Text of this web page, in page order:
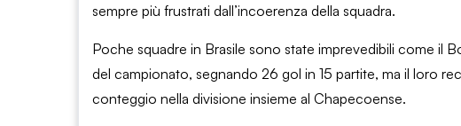
sempre più frustrati dall’incoerenza della squadra.
Poche squadre in Brasile sono state imprevedibili come il
del campionato, segnando 26 gol in 15 partite, ma il loro
conteggio nella divisione insieme al Chapecoense.